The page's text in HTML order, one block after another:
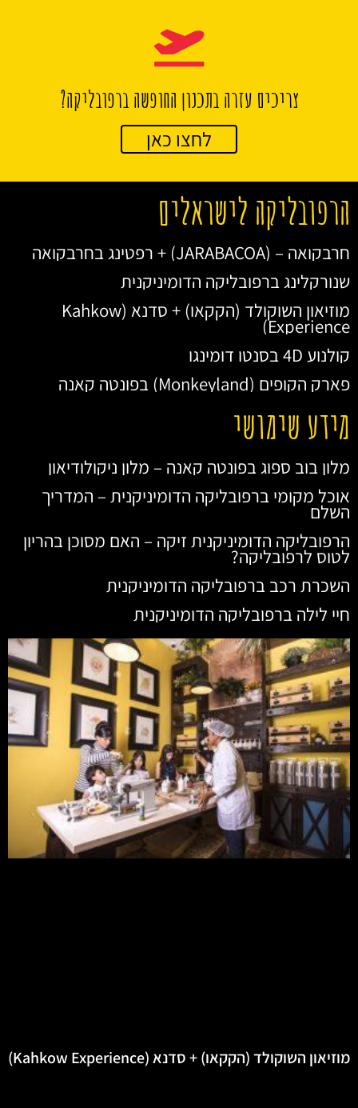
צריכים עזרה בתכנון החופשה ברפובליקה?
לחצו כאן
הרפובליקה לישראלים
חרבקואה – (JARABACOA) + רפטינג בחרבקואה
שנורקלינג ברפובליקה הדומיניקנית
מוזיאון השוקולד (הקקאו) + סדנא (Kahkow
Experience)
קולנוע 4D בסנטו דומינגו
פארק הקופים (Monkeyland) בפונטה קאנה
מידע שימושי
מלון בוב ספוג בפונטה קאנה – מלון ניקולודיאון
אוכל מקומי ברפובליקה הדומיניקנית – המדריך
השלם
הרפובליקה הדומיניקנית זיקה – האם מסוכן בהריון
לטוס לרפובליקה?
השכרת רכב ברפובליקה הדומיניקנית
חיי לילה ברפובליקה הדומיניקנית
מוזיאון השוקולד (הקקאו) + סדנא (Kahkow Experience)